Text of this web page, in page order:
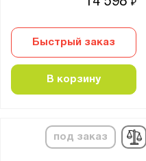
₽
Быстрый заказ
В корзину
под заказ